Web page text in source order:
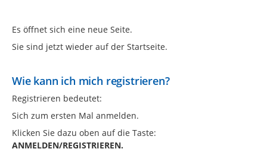
Es öffnet sich eine neue Seite.
Sie sind jetzt wieder auf der Startseite.
Wie kann ich mich registrieren?
Registrieren bedeutet:
Sich zum ersten Mal anmelden.
Klicken Sie dazu oben auf die Taste:
ANMELDEN/REGISTRIEREN.